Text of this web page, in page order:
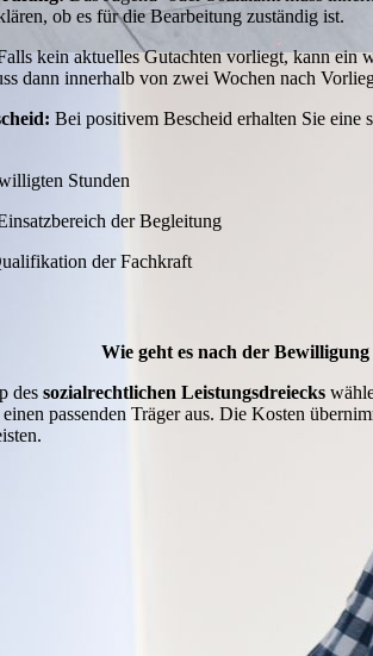
ob es für die Bearbeitung zuständig ist.
kein aktuelles Gutachten vorliegt, kann ein
dann innerhalb von zwei Wochen nach
Bei positivem Bescheid erhalten Sie eine
Stunden
der Begleitung
der Fachkraft
Wie geht es nach der
des sozialrechtlichen Leistungsdreiecks
passenden Träger aus. Die Kosten